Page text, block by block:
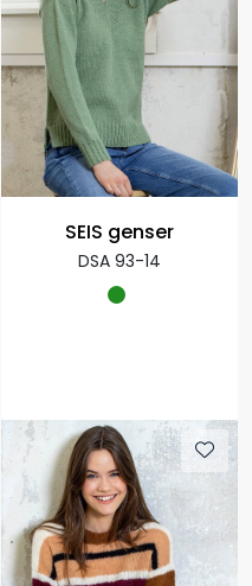
SEIS genser
DSA 93-14